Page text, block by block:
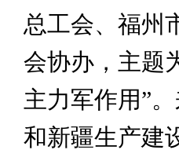
总工会、福州
会协办，主题
主力军作用”
和新疆生产建